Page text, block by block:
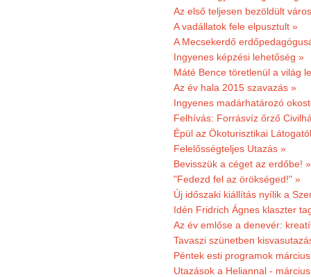
Az első teljesen bezöldült
A vadállatok fele elpusztult »
A Mecsekerdő
Ingyenes képzési lehetőség »
Máté Bence töretlenül a világ
Az év hala 2015 szavazás »
Ingyenes madárhatározó
Felhívás: Forrásvíz őrző
Épül az Ökoturisztikai
Felelősségteljes Utazás »
Bevisszük a céget az erdőbe! »
"Fedezd fel az örökséged!" »
Új időszaki kiállítás nyílik a
Idén Fridrich Ágnes klaszter
Az év emlőse a denevér:
Tavaszi szünetben
Péntek esti programok
Utazások a Heliannal -